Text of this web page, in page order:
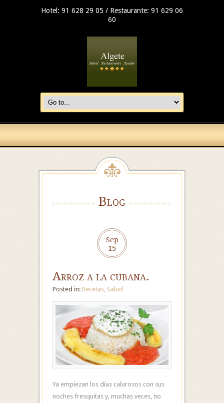
Hotel: 91 628 29 05 / Restaurante: 91 629 06
60
Blog
Sep
15
Arroz a la cubana.
Posted in: Recetas, Salud
Ya empiezan los días calurosos con sus
noches fresquitas y, muchas veces, no